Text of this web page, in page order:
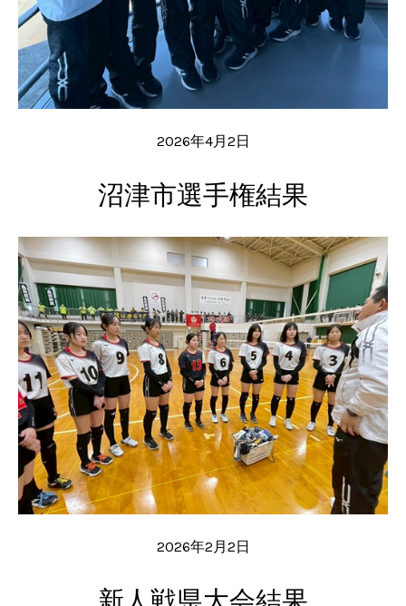
2026年4月2日
沼津市選手権結果
2026年2月2日